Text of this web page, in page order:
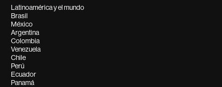
Latinoamérica y el mundo
Brasil
México
Argentina
Colombia
Venezuela
Chile
Perú
Ecuador
Panamá